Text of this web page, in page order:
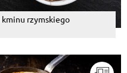
rzymskiego